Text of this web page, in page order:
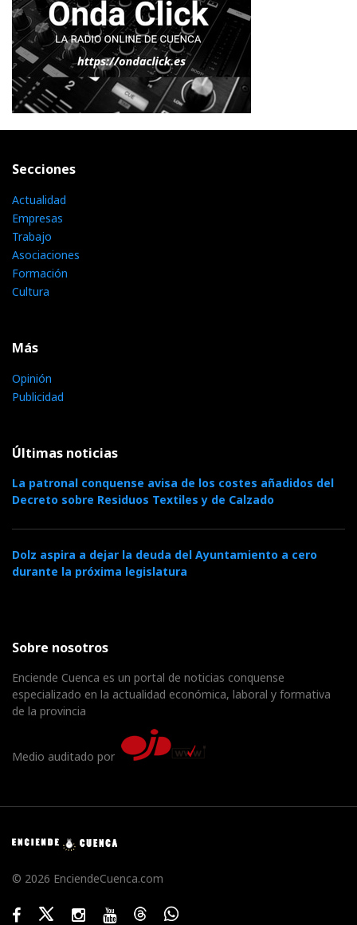
Secciones
Actualidad
Empresas
Trabajo
Asociaciones
Formación
Cultura
Más
Opinión
Publicidad
Últimas noticias
La patronal conquense avisa de los costes añadidos del
Decreto sobre Residuos Textiles y de Calzado
Dolz aspira a dejar la deuda del Ayuntamiento a cero
durante la próxima legislatura
Sobre nosotros
Enciende Cuenca es un portal de noticias conquense
especializado en la actualidad económica, laboral y formativa
de la provincia
Medio auditado por
© 2026 EnciendeCuenca.com